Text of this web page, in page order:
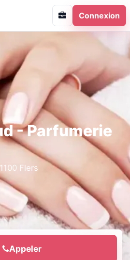
Connexion
- Parfumerie
Flers
Appeler